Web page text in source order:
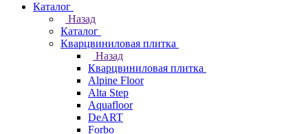
Каталог
Назад
Каталог
Кварцвиниловая плитка
Назад
Кварцвиниловая плитка
Alpine Floor
Alta Step
Aquafloor
DeART
Forbo